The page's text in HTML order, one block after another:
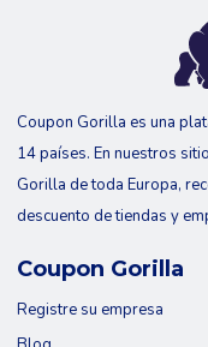
Coupon Gorilla es una
14 países. En nuestros
Gorilla de toda Europa,
descuento de tiendas y
Coupon Gorilla
Registre su empresa